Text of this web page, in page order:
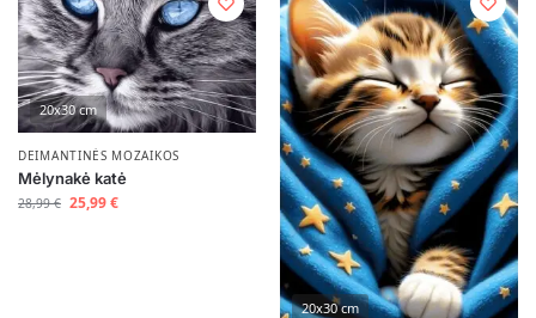
20x30 cm
DEIMANTINĖS MOZAIKOS
Mėlynakė katė
28,99€ 25,99€
20x30 cm